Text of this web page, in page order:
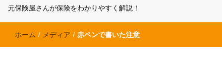
元保険屋さんが保険をわかりやすく解説！
ホーム / メディア / 赤ペンで書いた注意